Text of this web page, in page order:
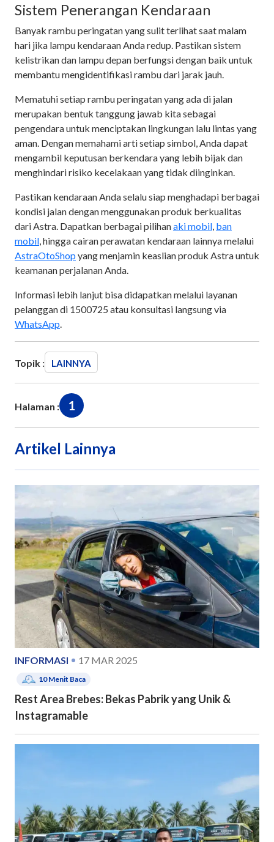
Sistem Penerangan Kendaraan
Banyak rambu peringatan yang sulit terlihat saat malam
hari jika lampu kendaraan Anda redup. Pastikan sistem
kelistrikan dan lampu depan berfungsi dengan baik untuk
membantu mengidentifikasi rambu dari jarak jauh.
Mematuhi setiap rambu peringatan yang ada di jalan
merupakan bentuk tanggung jawab kita sebagai
pengendara untuk menciptakan lingkungan lalu lintas yang
aman. Dengan memahami arti setiap simbol, Anda dapat
mengambil keputusan berkendara yang lebih bijak dan
menghindari risiko kecelakaan yang tidak diinginkan.
Pastikan kendaraan Anda selalu siap menghadapi berbagai
kondisi jalan dengan menggunakan produk berkualitas
dari Astra. Dapatkan berbagai pilihanaki mobil, ban
mobil, hingga cairan perawatan kendaraan lainnya melalui
AstraOtoShop yang menjamin keaslian produk Astra untuk
keamanan perjalanan Anda.
Informasi lebih lanjut bisa didapatkan melalui layanan
pelanggan di 1500725 atau konsultasi langsung via
WhatsApp.
Topik : LAINNYA
Halaman : 1
Artikel Lainnya
INFORMASI 17 MAR 2025
10Menit Baca
Rest Area Brebes: Bekas Pabrik yang Unik &
Instagramable